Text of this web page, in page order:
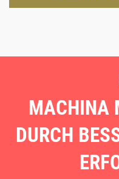
MACHINA
DURCH